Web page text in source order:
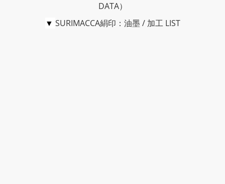
DATA）
▼ SURIMACCA絹印：油墨 / 加工 LIST